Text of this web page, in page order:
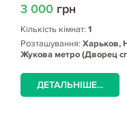
3 000 грн
Кількість кімнат: 1
Розташування: Харьков,
Жукова метро (Дворец
ДЕТАЛЬНІШЕ...